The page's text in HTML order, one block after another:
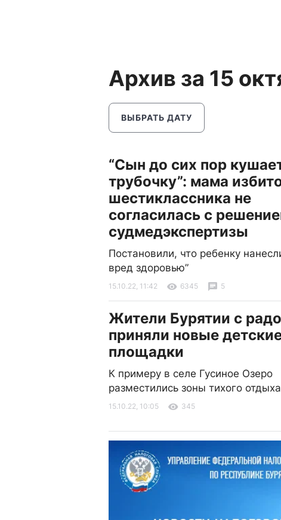
Архив за 15
ВЫБРАТЬ ДАТУ
“Сын до сих пор
трубочку”: мама
шестиклассника не
согласилась с
судмедэкспертизы
Постановили, что ребенку
вред здоровью”
15.10.22, 11:42 6345 5
Жители Бурятии с
приняли новые
площадки
К примеру в селе Гусиное Озеро
разместились зоны тихого отдыха
15.10.22, 10:05 345